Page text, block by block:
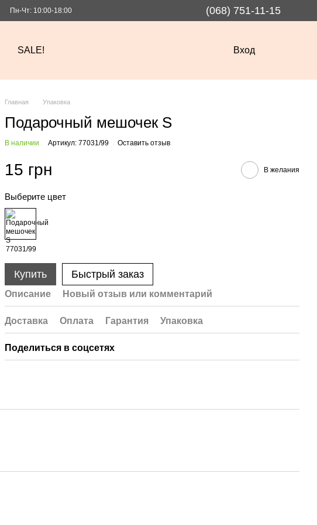
Пн-Чт: 10:00-18:00 (068) 751-11-15
SALE! Вход
Главная Упаковка
Подарочный мешочек S
В наличии Артикул: 77031/99 Оставить отзыв
15 грн В желания
Выберите цвет
Купить Быстрый заказ
Описание Новый отзыв или комментарий
Доставка Оплата Гарантия Упаковка
Поделиться в соцсетях